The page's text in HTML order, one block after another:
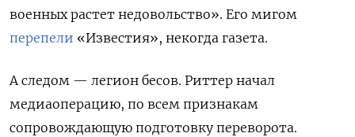
военных растет недовольство». Его мигом
перепели «Известия», некогда газета.
А следом — легион бесов. Риттер начал
медиаоперацию, по всем признакам
сопровождающую подготовку переворота.